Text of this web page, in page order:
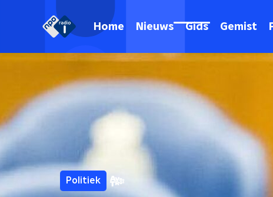
Home Nieuws Gids Gemist
Politiek